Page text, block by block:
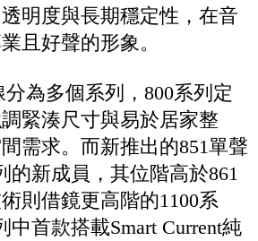
明度與長期穩定性，在音
且好聲的形象。
為多個系列，800系列定
緊湊尺寸與易於居家整
需求。而新推出的851單聲
的新成員，其位階高於861
則借鏡更高階的1100系
中首款搭載Smart Current純